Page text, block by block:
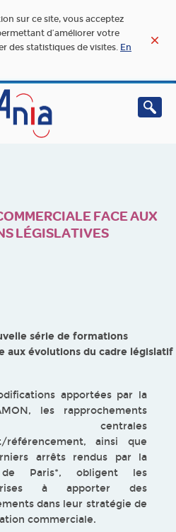
sur ce site, vous acceptez
d’améliorer votre
des statistiques de visites. En
FACE AUX
LÉGISLATIVES
série de formations
aux évolutions du cadre législatif
apportées par la
les rapprochements
centrales
référencement, ainsi que
arrêts rendus par la
Paris*, obligent les
à apporter des
dans leur stratégie de
commerciale.